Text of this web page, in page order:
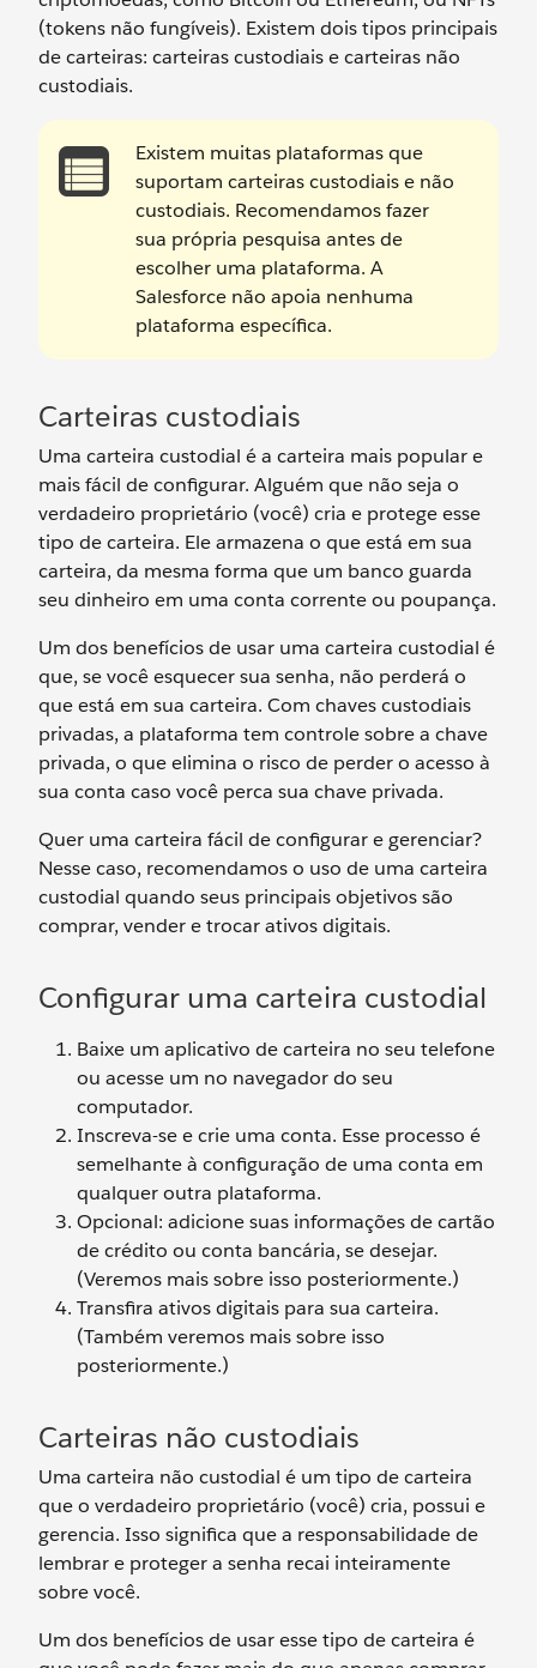
(tokens não fungíveis). Existem dois tipos principais
de carteiras: carteiras custodiais e carteiras não
custodiais.
Existem muitas plataformas que
suportam carteiras custodiais e não
custodiais. Recomendamos fazer
sua própria pesquisa antes de
escolher uma plataforma. A
Salesforce não apoia nenhuma
plataforma específica.
Carteiras custodiais
Uma carteira custodial é a carteira mais popular e
mais fácil de configurar. Alguém que não seja o
verdadeiro proprietário (você) cria e protege esse
tipo de carteira. Ele armazena o que está em sua
carteira, da mesma forma que um banco guarda
seu dinheiro em uma conta corrente ou poupança.
Um dos benefícios de usar uma carteira custodial é
que, se você esquecer sua senha, não perderá o
que está em sua carteira. Com chaves custodiais
privadas, a plataforma tem controle sobre a chave
privada, o que elimina o risco de perder o acesso à
sua conta caso você perca sua chave privada.
Quer uma carteira fácil de configurar e gerenciar?
Nesse caso, recomendamos o uso de uma carteira
custodial quando seus principais objetivos são
comprar, vender e trocar ativos digitais.
Configurar uma carteira custodial
Baixe um aplicativo de carteira no seu telefone
ou acesse um no navegador do seu
computador.
Inscreva-se e crie uma conta. Esse processo é
semelhante à configuração de uma conta em
qualquer outra plataforma.
Opcional: adicione suas informações de cartão
de crédito ou conta bancária, se desejar.
(Veremos mais sobre isso posteriormente.)
Transfira ativos digitais para sua carteira.
(Também veremos mais sobre isso
posteriormente.)
Carteiras não custodiais
Uma carteira não custodial é um tipo de carteira
que o verdadeiro proprietário (você) cria, possui e
gerencia. Isso significa que a responsabilidade de
lembrar e proteger a senha recai inteiramente
sobre você.
Um dos benefícios de usar esse tipo de carteira é